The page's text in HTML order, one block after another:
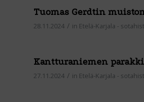
Tuomas Gerdtin
28.11.2024 / in Etelä-Karjala -
Kantturaniemen
27.11.2024 / in Etelä-Karjala -